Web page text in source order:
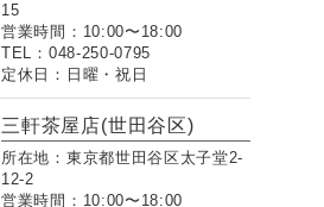
15
営業時間：10:00〜18:00
TEL：048-250-0795
定休日：日曜・祝日
三軒茶屋店(世田谷区)
所在地：東京都世田谷区太子堂2-
12-2
営業時間：10:00〜18:00